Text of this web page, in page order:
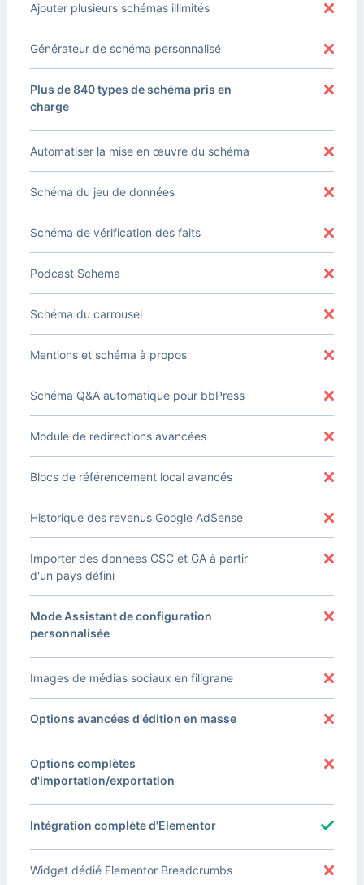
Ajouter plusieurs schémas illimités
Générateur de schéma personnalisé
Plus de 840 types de schéma pris en
charge
Automatiser la mise en œuvre du schéma
Schéma du jeu de données
Schéma de vérification des faits
Podcast Schema
Schéma du carrousel
Mentions et schéma à propos
Schéma Q&A automatique pour bbPress
Module de redirections avancées
Blocs de référencement local avancés
Historique des revenus Google AdSense
Importer des données GSC et GA à partir
d'un pays défini
Mode Assistant de configuration
personnalisée
Images de médias sociaux en filigrane
Options avancées d'édition en masse
Options complètes
d'importation/exportation
Intégration complète d'Elementor
Widget dédié Elementor Breadcrumbs